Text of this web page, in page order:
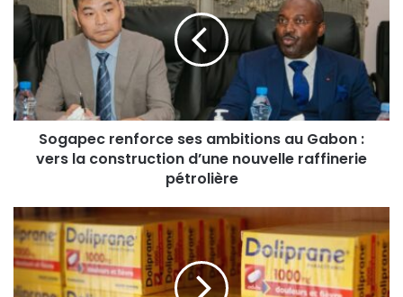
Sogapec renforce ses ambitions au Gabon :
vers la construction d’une nouvelle raffinerie
pétrolière